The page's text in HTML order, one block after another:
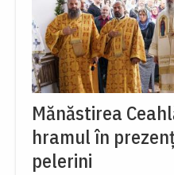
Mănăstirea
hramul în
pelerini